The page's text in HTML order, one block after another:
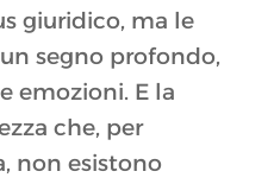
giuridico, ma le
segno profondo,
emozioni. E la
che, per
non esistono